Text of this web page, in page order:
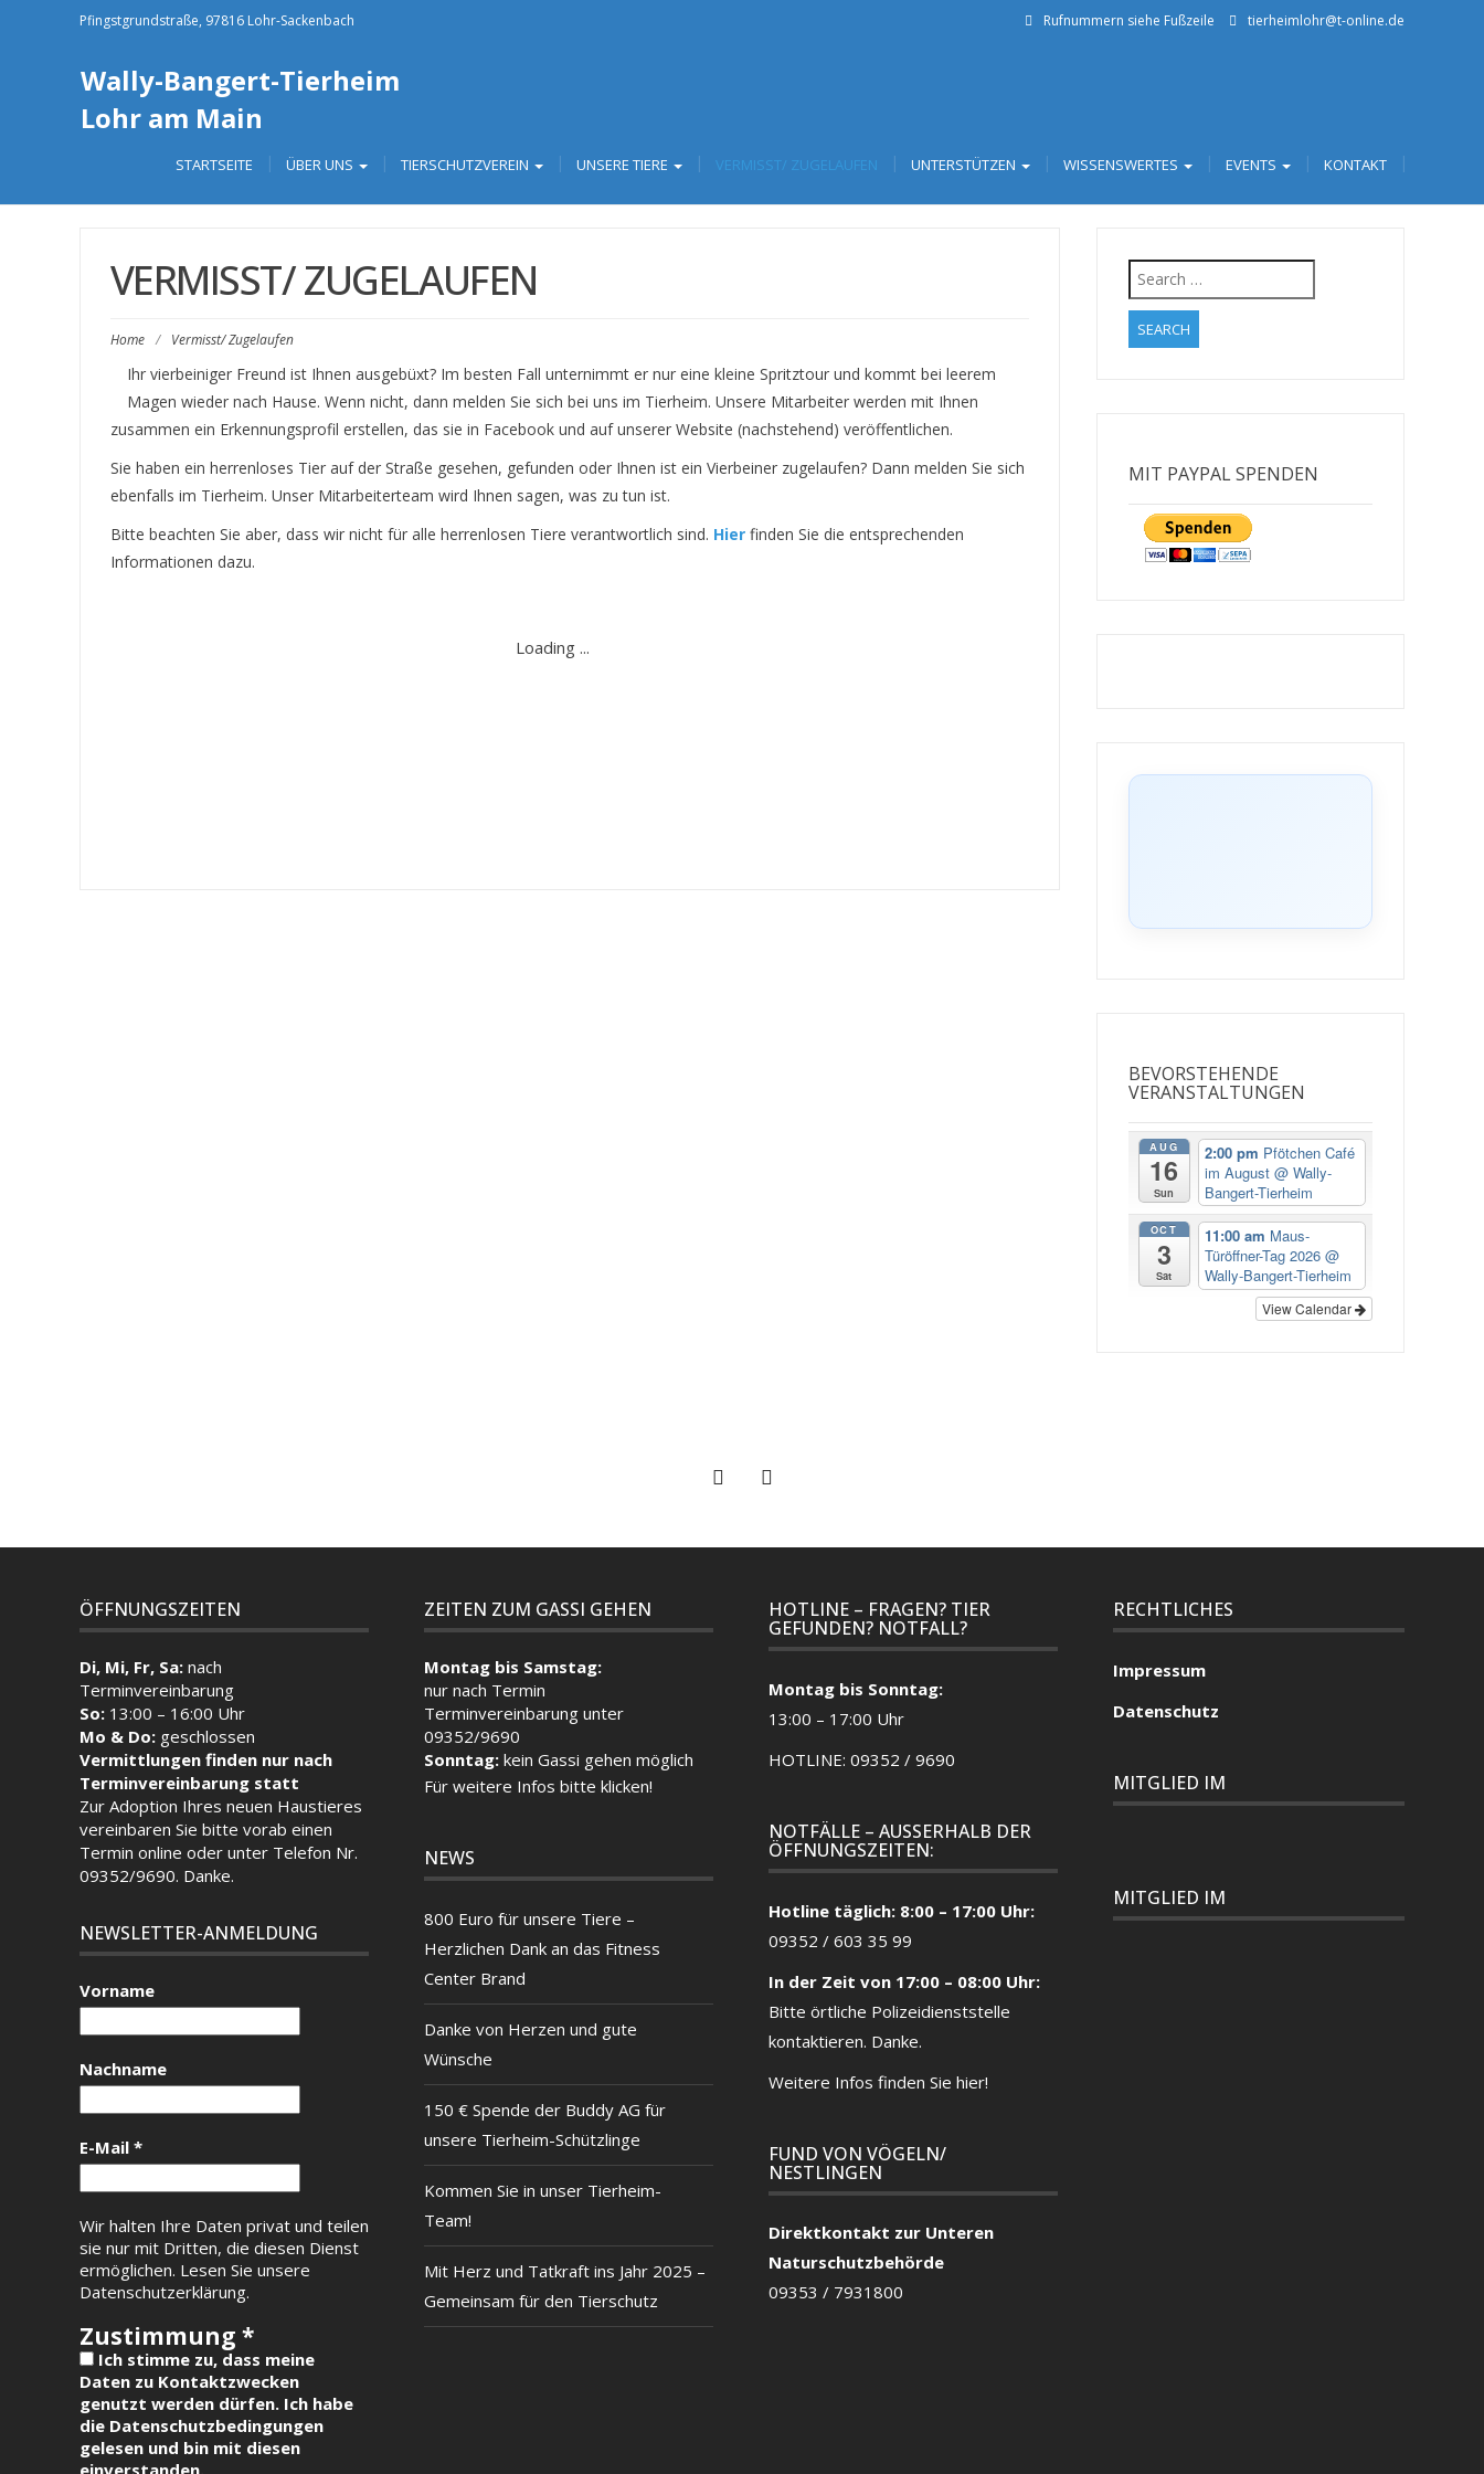
Pfingstgrundstraße, 97816 Lohr-Sackenbach Rufnummern siehe Fußzeile tierheimlohr@t-online.de
Wally-Bangert-Tierheim
Lohr am Main
STARTSEITE ÜBER UNS TIERSCHUTZVEREIN UNSERE TIERE VERMISST/ ZUGELAUFEN UNTERSTÜTZEN WISSENSWERTES EVENTS KONTAKT
VERMISST/ ZUGELAUFEN
Home / Vermisst/ Zugelaufen
Ihr vierbeiniger Freund ist Ihnen ausgebüxt? Im besten Fall unternimmt er nur eine kleine Spritztour und kommt bei leerem
Magen wieder nach Hause. Wenn nicht, dann melden Sie sich bei uns im Tierheim. Unsere Mitarbeiter werden mit Ihnen
zusammen ein Erkennungsprofil erstellen, das sie in Facebook und auf unserer Website (nachstehend) veröffentlichen.
Sie haben ein herrenloses Tier auf der Straße gesehen, gefunden oder Ihnen ist ein Vierbeiner zugelaufen? Dann melden Sie sich
ebenfalls im Tierheim. Unser Mitarbeiterteam wird Ihnen sagen, was zu tun ist.
Bitte beachten Sie aber, dass wir nicht für alle herrenlosen Tiere verantwortlich sind. Hier finden Sie die entsprechenden
Informationen dazu.
Search
for:
MIT PAYPAL SPENDEN
BEVORSTEHENDE
VERANSTALTUNGEN
AUG
16
Sun
2:00 pm Pfötchen Café
im August @ Wally-
Bangert-Tierheim
OCT
3
Sat
11:00 am Maus-
Türöffner-Tag 2026 @
Wally-Bangert-Tierheim
View Calendar
ÖFFNUNGSZEITEN
Di, Mi, Fr, Sa: nach
Terminvereinbarung
So: 13:00 – 16:00 Uhr
Mo & Do: geschlossen
Vermittlungen finden nur nach
Terminvereinbarung statt
Zur Adoption Ihres neuen Haustieres
vereinbaren Sie bitte vorab einen
Termin online oder unter Telefon Nr.
09352/9690. Danke.
NEWSLETTER-ANMELDUNG
Vorname
Nachname
E-Mail *
Wir halten Ihre Daten privat und teilen
sie nur mit Dritten, die diesen Dienst
ermöglichen. Lesen Sie unsere
Datenschutzerklärung.
Zustimmung *
Ich stimme zu, dass meine
Daten zu Kontaktzwecken
genutzt werden dürfen. Ich habe
die Datenschutzbedingungen
gelesen und bin mit diesen
einverstanden.
ZEITEN ZUM GASSI GEHEN
Montag bis Samstag:
nur nach Termin
Terminvereinbarung unter
09352/9690
Sonntag: kein Gassi gehen möglich
Für weitere Infos bitte klicken!
NEWS
800 Euro für unsere Tiere –
Herzlichen Dank an das Fitness
Center Brand
Danke von Herzen und gute
Wünsche
150 € Spende der Buddy AG für
unsere Tierheim-Schützlinge
Kommen Sie in unser Tierheim-
Team!
Mit Herz und Tatkraft ins Jahr 2025 –
Gemeinsam für den Tierschutz
HOTLINE – FRAGEN? TIER
GEFUNDEN? NOTFALL?
Montag bis Sonntag:
13:00 – 17:00 Uhr
HOTLINE: 09352 / 9690
NOTFÄLLE – AUSSERHALB DER
ÖFFNUNGSZEITEN:
Hotline täglich: 8:00 – 17:00 Uhr:
09352 / 603 35 99
In der Zeit von 17:00 – 08:00 Uhr:
Bitte örtliche Polizeidienststelle
kontaktieren. Danke.
Weitere Infos finden Sie hier!
FUND VON VÖGELN/
NESTLINGEN
Direktkontakt zur Unteren
Naturschutzbehörde
09353 / 7931800
RECHTLICHES
Impressum
Datenschutz
MITGLIED IM
MITGLIED IM